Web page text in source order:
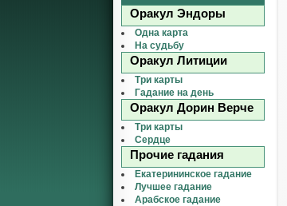
Оракул Эндоры
Одна карта
На судьбу
Оракул Литиции
Три карты
Гадание на день
Оракул Дорин Верче
Три карты
Сердце
Прочие гадания
Екатерининское гадание
Лучшее гадание
Арабское гадание